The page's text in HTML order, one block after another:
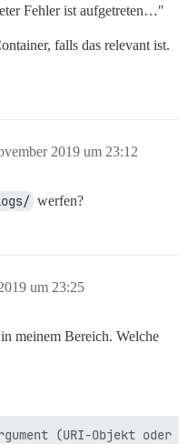
Fehler ist aufgetreten…"
falls das relevant ist.
2019 um 23:12
werfen?
um 23:25
meinem Bereich. Welche